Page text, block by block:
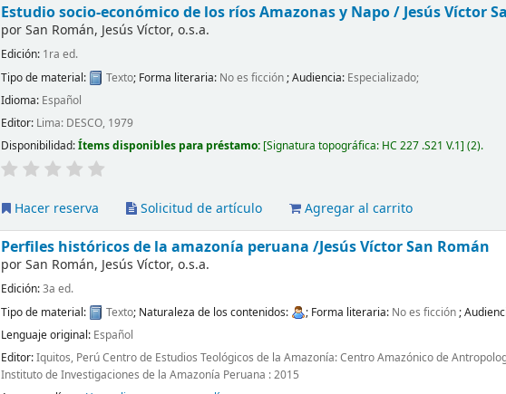
Estudio socio-económico de los ríos Amazonas y Napo /Jesús Víctor
porSan Román, Jesús Víctor, o.s.a.
Edición: 1ra ed.
Tipo de material:
Texto; Forma literaria: No es ficción ; Audiencia: Especializado;
Idioma: Español
Editor: Lima: DESCO, 1979
Disponibilidad:Ítems disponibles para préstamo: Signatura topográfica: HC 227 .S21 V.1 (2).
Hacer reserva Solicitud de artículo
Agregar al carrito
Perfiles históricos de la amazonía peruana/Jesús Víctor San Román
porSan Román, Jesús Víctor, o.s.a.
Edición:3a ed.
Tipo de material:
Texto; Naturaleza de los contenidos: ; Forma literaria: No es ficción;
Lenguaje original: Español
Editor:Iquitos, Perú Centro de Estudios Teológicos de la Amazonía: Centro Amazónico de
Instituto de Investigaciones de la Amazonía Peruana : 2015